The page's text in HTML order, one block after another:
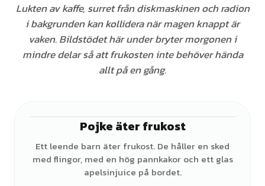
Lukten av kaffe, surret från diskmaskinen och radion
i bakgrunden kan kollidera när magen knappt är
vaken. Bildstödet här under bryter morgonen i
mindre delar så att frukosten inte behöver hända
allt på en gång.
Pojke äter frukost
Ett leende barn äter frukost. De håller en sked
med flingor, med en hög pannkakor och ett glas
apelsinjuice på bordet.